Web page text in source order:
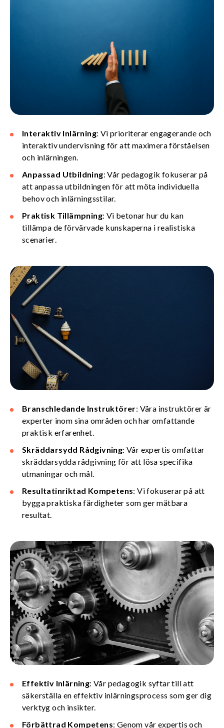
Interaktiv Inlärning: Vi prioriterar engagerande och
interaktiv undervisning för att maximera förståelsen
och inlärningen.
Anpassad Utbildning: Vår pedagogik fokuserar på
att anpassa utbildningen för att möta individuella
behov och inlärningsstilar.
Praktisk Tillämpning: Vi betonar hur du kan
tillämpa de förvärvade kunskaperna i realistiska
scenarier.
Branschledande Instruktörer: Våra instruktörer är
experter inom sina områden och har omfattande
praktisk erfarenhet.
Skräddarsydd Rådgivning: Vår expertis omfattar
skräddarsydda rådgivning för att lösa specifika
utmaningar och mål.
Resultatinriktad Kompetens: Vi fokuserar på att
bygga praktiska färdigheter som ger mätbara
resultat.
Effektiv Inlärning: Vår pedagogik syftar till att
säkerställa en effektiv inlärningsprocess som ger dig
verktyg och insikter.
Förbättrad Kompetens: Genom vår expertis och